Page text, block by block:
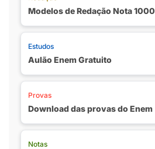
Modelos de Redação Nota 1000
Estudos
Aulão Enem Gratuito
Provas
Download das provas do Enem
Notas